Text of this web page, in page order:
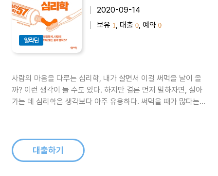
알라딘
2020-09-14
보유 1 , 대출 0 , 예약 0
사람의 마음을 다루는 심리학, 내가 살면서 이걸 써먹을 날이 올
까? 이런 생각이 들 수도 있다. 하지만 결론 먼저 말하자면, 살아
가는 데 심리학은 생각보다 아주 유용하다. 써먹을 때가 많다는
대출하기